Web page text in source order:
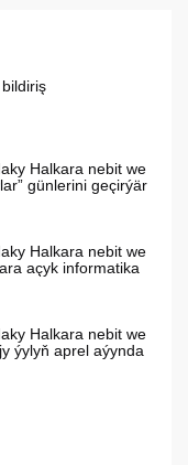
Halkara nebit we
günlerini geçirýär
Halkara nebit we
açyk informatika
Halkara nebit we
ýylyň aprel aýynda
himiýa,